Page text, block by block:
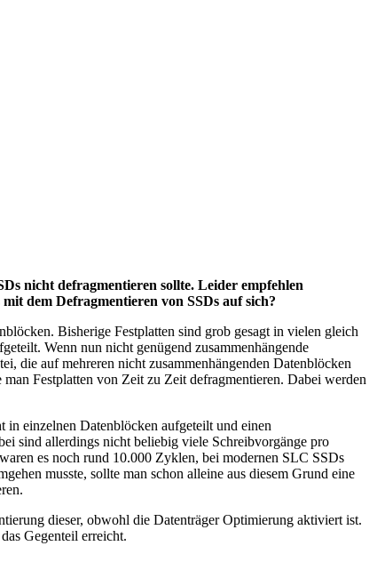
nicht defragmentieren sollte. Leider empfehlen
dem Defragmentieren von SSDs auf sich?
Bisherige Festplatten sind grob gesagt in vielen gleich
Wenn nun nicht genügend zusammenhängende
die auf mehreren nicht zusammenhängenden Datenblöcken
Festplatten von Zeit zu Zeit defragmentieren. Dabei werden
einzelnen Datenblöcken aufgeteilt und einen
sind allerdings nicht beliebig viele Schreibvorgänge pro
es noch rund 10.000 Zyklen, bei modernen SLC SSDs
musste, sollte man schon alleine aus diesem Grund eine
dieser, obwohl die Datenträger Optimierung aktiviert ist.
Gegenteil erreicht.